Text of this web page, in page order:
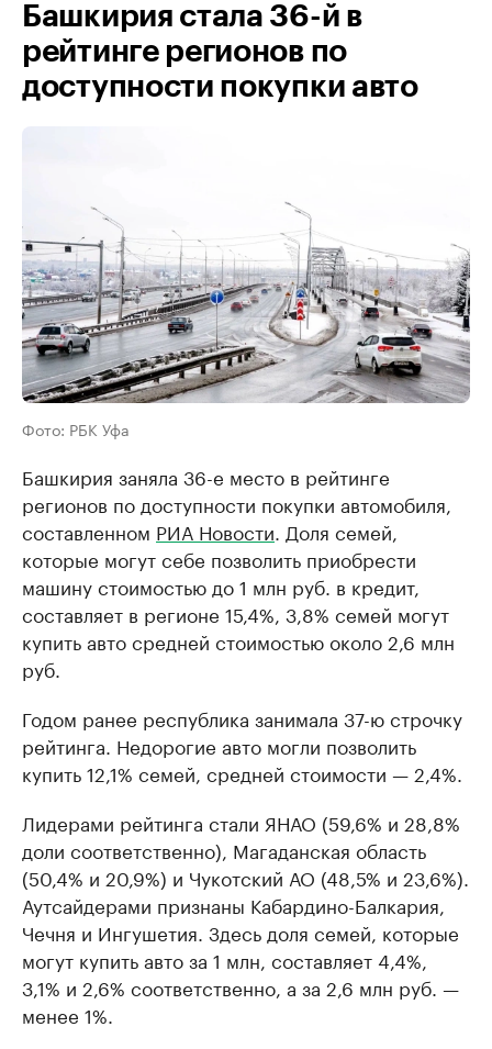
Башкирия стала 36-й в
рейтинге регионов по
доступности покупки авто
Фото: РБК Уфа
Башкирия заняла 36-е место в рейтинге
регионов по доступности покупки автомобиля,
составленном РИА Новости. Доля семей,
которые могут себе позволить приобрести
машину стоимостью до 1 млн руб. в кредит,
составляет в регионе 15,4%, 3,8% семей могут
купить авто средней стоимостью около 2,6 млн
руб.
Годом ранее республика занимала 37-ю строчку
рейтинга. Недорогие авто могли позволить
купить 12,1% семей, средней стоимости — 2,4%.
Лидерами рейтинга стали ЯНАО (59,6% и 28,8%
доли соответственно), Магаданская область
(50,4% и 20,9%) и Чукотский АО (48,5% и 23,6%).
Аутсайдерами признаны Кабардино-Балкария,
Чечня и Ингушетия. Здесь доля семей, которые
могут купить авто за 1 млн, составляет 4,4%,
3,1% и 2,6% соответственно, а за 2,6 млн руб. —
менее 1%.